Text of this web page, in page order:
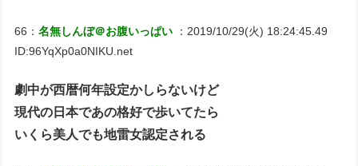
66：名無しんぼ＠お腹いっぱい
：2019/10/29(火) 18:24:45.49
ID:96YqXp0a0NIKU.net
劇中が西暦何年設定かしらないけど
現代の日本であの格好で歩いてたら
いくら美人でも地雷女認定される